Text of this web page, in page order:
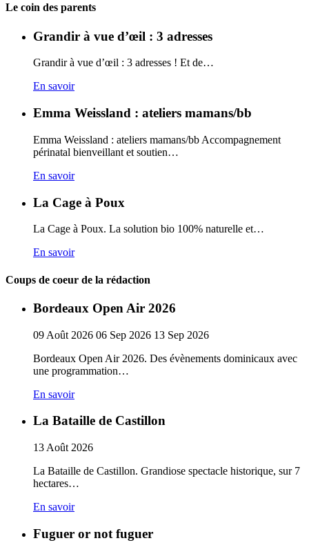
Carto
Le coin des parents
Grandir à vue d’œil : 3 adresses
Grandir à vue d’œil : 3 adresses ! Et de…
En savoir
Emma Weissland : ateliers mamans/bb
Emma Weissland : ateliers mamans/bb Accompagnement
périnatal bienveillant et soutien…
En savoir
La Cage à Poux
La Cage à Poux. La solution bio 100% naturelle et…
En savoir
Coups de coeur de la rédaction
Bordeaux Open Air 2026
09 Août 2026 06 Sep 2026 13 Sep 2026
Bordeaux Open Air 2026. Des évènements dominicaux avec
une programmation…
En savoir
La Bataille de Castillon
13 Août 2026
La Bataille de Castillon. Grandiose spectacle historique, sur 7
hectares…
En savoir
Fuguer or not fuguer